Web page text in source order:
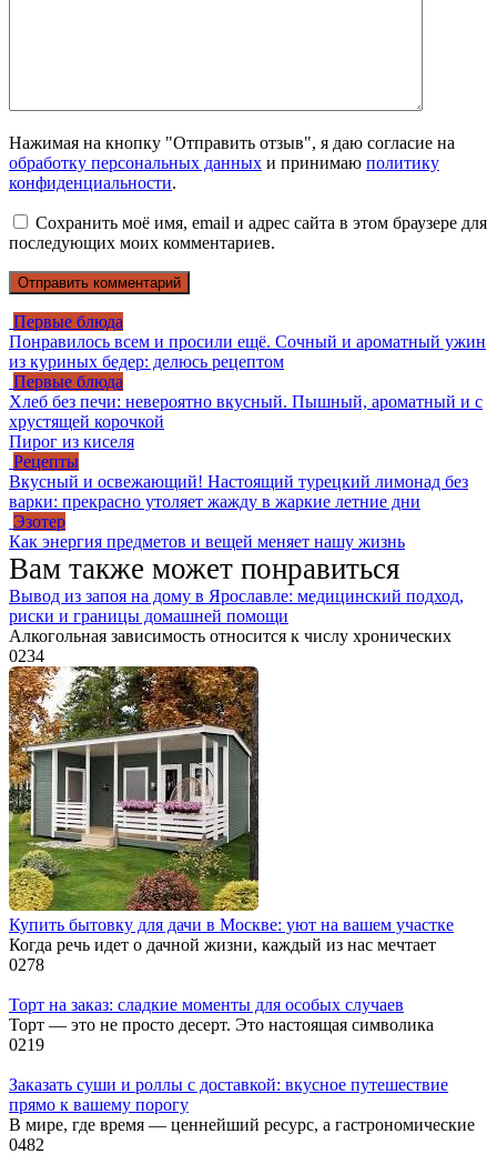
Нажимая на кнопку "Отправить отзыв", я даю согласие на
обработку персональных данных и принимаю политику
конфиденциальности.
Сохранить моё имя, email и адрес сайта в этом браузере для
последующих моих комментариев.
Первые блюда
Понравилось всем и просили ещё. Сочный и ароматный ужин
из куриных бедер: делюсь рецептом
Первые блюда
Хлеб без печи: невероятно вкусный. Пышный, ароматный и с
хрустящей корочкой
Пирог из киселя
Рецепты
Вкусный и освежающий! Настоящий турецкий лимонад без
варки: прекрасно утоляет жажду в жаркие летние дни
Эзотер
Как энергия предметов и вещей меняет нашу жизнь
Вам также может понравиться
Вывод из запоя на дому в Ярославле: медицинский подход,
риски и границы домашней помощи
Алкогольная зависимость относится к числу хронических
0234
Купить бытовку для дачи в Москве: уют на вашем участке
Когда речь идет о дачной жизни, каждый из нас мечтает
0278
Торт на заказ: сладкие моменты для особых случаев
Торт — это не просто десерт. Это настоящая символика
0219
Заказать суши и роллы с доставкой: вкусное путешествие
прямо к вашему порогу
В мире, где время — ценнейший ресурс, а гастрономические
0482